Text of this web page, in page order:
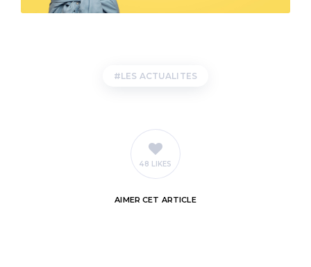
LES ACTUALITES
48 LIKES
AIMER CET ARTICLE